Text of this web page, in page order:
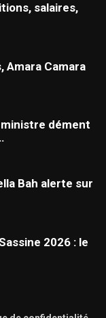
salaires,
Amara Camara
dément
Bah alerte sur
2026 : le